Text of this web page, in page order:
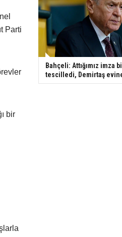
Parti
bir
Bahçeli: Attığımız imza
tescilledi, Demirtaş